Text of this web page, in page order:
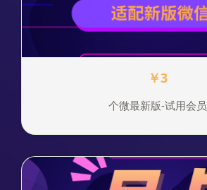
￥3
个微最新版-试用会员